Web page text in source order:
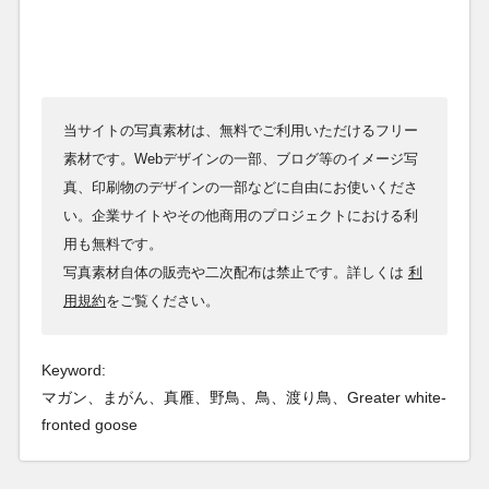
当サイトの写真素材は、無料でご利用いただけるフリー
素材です。Webデザインの一部、ブログ等のイメージ写
真、印刷物のデザインの一部などに自由にお使いくださ
い。企業サイトやその他商用のプロジェクトにおける利
用も無料です。
写真素材自体の販売や二次配布は禁止です。詳しくは 利
用規約をご覧ください。
Keyword:
マガン、まがん、真雁、野鳥、鳥、渡り鳥、Greater white-
fronted goose